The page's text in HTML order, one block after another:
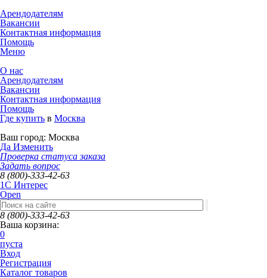
Арендодателям
Вакансии
Контактная информация
Помощь
Меню
О нас
Арендодателям
Вакансии
Контактная информация
Помощь
Где купить в Москва
Ваш город: Москва
Да Изменить
Проверка статуса заказа
Задать вопрос
8 (800)-333-42-63
1C Интерес
Open
8 (800)-333-42-63
Ваша корзина:
0
пуста
Вход
Регистрация
Каталог товаров